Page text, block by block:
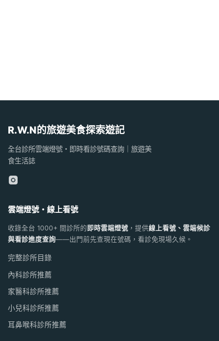
R.W.N的旅遊美食探索遊記
全台診所雲端燈號・即時看診號碼查詢｜旅遊美
食生活誌
雲端燈號・線上看號
收錄全台 1000+ 間診所的即時雲端燈號 ，提供線上看號、雲端候診
與看診進度查詢——出門前先查現在號碼，看診免現場久候。
完整診所目錄
內科診所推薦
家醫科診所推薦
小兒科診所推薦
耳鼻喉科診所推薦